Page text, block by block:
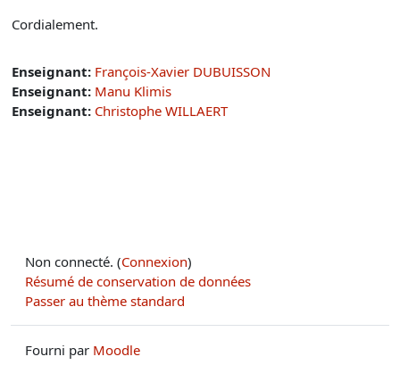
Cordialement.
Enseignant: François-Xavier DUBUISSON
Enseignant: Manu Klimis
Enseignant: Christophe WILLAERT
Non connecté. (Connexion)
Résumé de conservation de données
Passer au thème standard
Fourni par Moodle